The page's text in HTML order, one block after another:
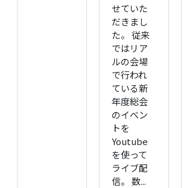
せていた
だきまし
た。 従来
ではリア
ルの会場
で行われ
ている新
年度総会
のイベン
トを
Youtube
を使って
ライブ配
信。 数...